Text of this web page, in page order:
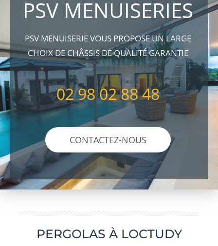
PSV MENUISERIES
PSV MENUISERIE VOUS PROPOSE UN LARGE
CHOIX DE CHÂSSIS DE QUALITÉ GARANTIE
02 98 02 88 48
CONTACTEZ-NOUS
PERGOLAS À LOCTUDY